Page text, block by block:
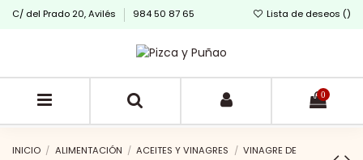
C/ del Prado 20, Avilés 984 50 87 65 Lista de deseos ()
0
INICIO ALIMENTACIÓN ACEITES Y VINAGRES
VINAGRE DE